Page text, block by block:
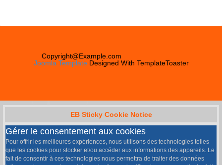
Copyright@Example.com
Joomla Template Designed With TemplateToaster
EB Sticky Cookie Notice
Gérer le consentement aux cookies
Pour offrir les meilleures expériences, nous utilisons des technologies telles
que les cookies pour stocker et/ou accéder aux informations des appareils. Le
fait de consentir à ces technologies nous permettra de traiter des données